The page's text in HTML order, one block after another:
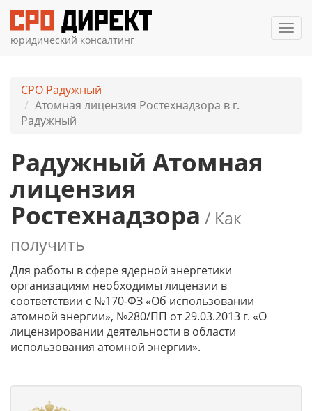
юридический консалтинг
СРО Радужный
Атомная лицензия Ростехнадзора в г.
Радужный
Радужный Атомная
лицензия
Ростехнадзора / Как
получить
Для работы в сфере ядерной энергетики
организациям необходимы лицензии в
соответствии с №170-ФЗ «Об использовании
атомной энергии», №280/ПП от 29.03.2013 г. «О
лицензировании деятельности в области
использования атомной энергии».